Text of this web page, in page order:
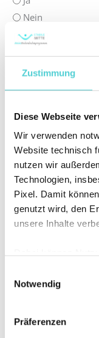
Zustimmung
Diese Webseite
Wir verwenden
Website technisch
nutzen wir
Technologien,
Pixel. Damit
genutzt wird, den
unsere Inhalte
selbst entscheiden,
möchten. Ihre
Notwendig
Präferenzen
Nein
Keine Angabe
b)
besser geworden
Nein
Keine Angabe
c) Sexualität
Ja
Nein
Keine Angabe
Nein
e) Schmerzen im